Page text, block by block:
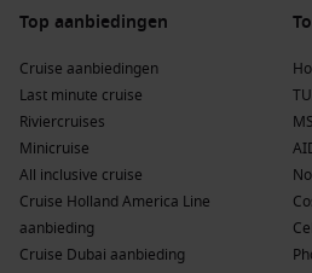
Uitstekende prijs-
kunt boeken tegen scherpe
Unieke ervaringen:
Ervaar de
in herfst- of vroege winterse
rustiger toeristische trekpleisters.
Topbestemmingen &
Cruises in November
Top aanbiedingen
Cruise aanbiedingen
Last minute cruise
Riviercruises
Minicruise
All inclusive cruise
Cruise Holland America Line
aanbieding
Cruise Dubai aanbieding